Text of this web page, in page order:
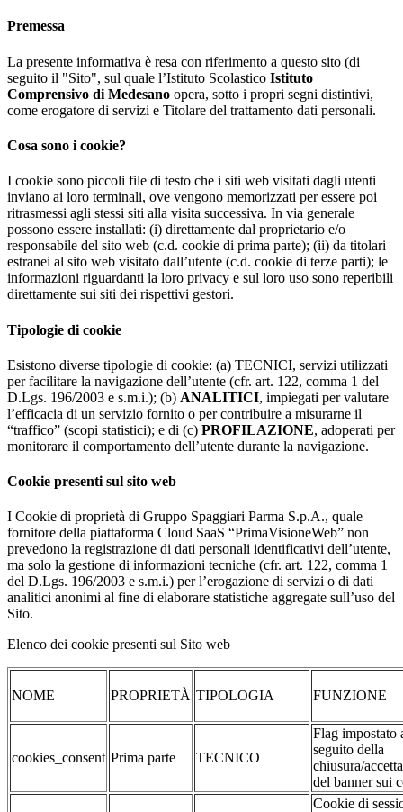
Premessa
La presente informativa è resa con riferimento a questo sito (di
seguito il "Sito", sul quale l’Istituto Scolastico Istituto
Comprensivo di Medesano opera, sotto i propri segni distintivi,
come erogatore di servizi e Titolare del trattamento dati personali.
Cosa sono i cookie?
I cookie sono piccoli file di testo che i siti web visitati dagli utenti
inviano ai loro terminali, ove vengono memorizzati per essere poi
ritrasmessi agli stessi siti alla visita successiva. In via generale
possono essere installati: (i) direttamente dal proprietario e/o
responsabile del sito web (c.d. cookie di prima parte); (ii) da titolari
estranei al sito web visitato dall’utente (c.d. cookie di terze parti); le
informazioni riguardanti la loro privacy e sul loro uso sono reperibili
direttamente sui siti dei rispettivi gestori.
Tipologie di cookie
Esistono diverse tipologie di cookie: (a) TECNICI, servizi utilizzati
per facilitare la navigazione dell’utente (cfr. art. 122, comma 1 del
D.Lgs. 196/2003 e s.m.i.); (b) ANALITICI, impiegati per valutare
l’efficacia di un servizio fornito o per contribuire a misurarne il
“traffico” (scopi statistici); e di (c) PROFILAZIONE, adoperati per
monitorare il comportamento dell’utente durante la navigazione.
Cookie presenti sul sito web
I Cookie di proprietà di Gruppo Spaggiari Parma S.p.A., quale
fornitore della piattaforma Cloud SaaS “PrimaVisioneWeb” non
prevedono la registrazione di dati personali identificativi dell’utente,
ma solo la gestione di informazioni tecniche (cfr. art. 122, comma 1
del D.Lgs. 196/2003 e s.m.i.) per l’erogazione di servizi o di dati
analitici anonimi al fine di elaborare statistiche aggregate sull’uso del
Sito.
Elenco dei cookie presenti sul Sito web
NOME PROPRIETÀ TIPOLOGIA FUNZIONE
cookies_consent Prima parte TECNICO
Flag impostato
seguito della
chiusura/
del banner sui
Cookie di